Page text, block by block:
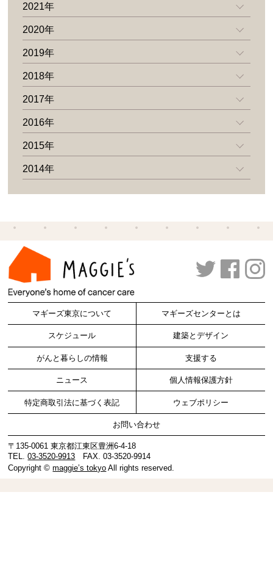
2021年
2020年
2019年
2018年
2017年
2016年
2015年
2014年
マギーズ東京について マギーズセンターとは
スケジュール 建築とデザイン
がんと暮らしの情報 支援する
ニュース 個人情報保護方針
特定商取引法に基づく表記 ウェブポリシー
お問い合わせ
〒135-0061 東京都江東区豊洲6-4-18
TEL.03-3520-9913 FAX. 03-3520-9914
Copyright ©maggie’s tokyo All rights reserved.